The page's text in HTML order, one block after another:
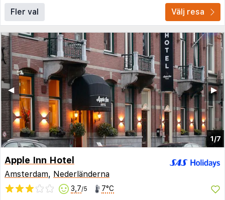
Fler val Välj resa
1/7
▶︎
◀︎
Apple Inn Hotel
Amsterdam, Nederländerna
3,7/5 7°C